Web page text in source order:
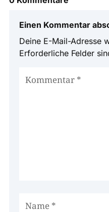
Einen Kommentar
Deine E-Mail-Adresse
Erforderliche Felder